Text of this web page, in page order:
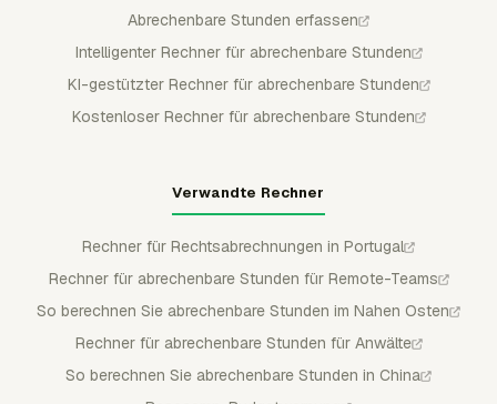
Abrechenbare Stunden erfassen
Intelligenter Rechner für abrechenbare Stunden
KI-gestützter Rechner für abrechenbare Stunden
Kostenloser Rechner für abrechenbare Stunden
Verwandte Rechner
Rechner für Rechtsabrechnungen in Portugal
Rechner für abrechenbare Stunden für Remote-Teams
So berechnen Sie abrechenbare Stunden im Nahen Osten
Rechner für abrechenbare Stunden für Anwälte
So berechnen Sie abrechenbare Stunden in China